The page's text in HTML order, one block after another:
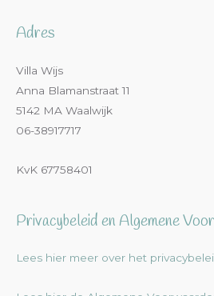
Adres
Villa Wijs
Anna Blamanstraat 11
5142 MA Waalwijk
06-38917717
KvK 67758401
Privacybeleid en Algemene
Lees hier meer over het